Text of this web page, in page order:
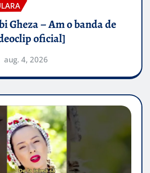
Gheza – Am o banda de
oficial]
aug. 4, 2026